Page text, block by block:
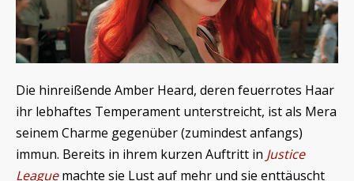
Die hinreißende Amber Heard, deren feuerrotes Haar
ihr lebhaftes Temperament unterstreicht, ist als Mera
seinem Charme gegenüber (zumindest anfangs)
immun. Bereits in ihrem kurzen Auftritt in Justice
Leaguemachte sie Lust auf mehr und sie enttäuscht